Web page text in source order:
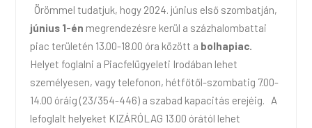
Örömmel tudatjuk, hogy 2024. június első szombatján,
június 1-én megrendezésre kerül a százhalombattai
piac területén 13.00-18.00 óra között a bolhapiac.
Helyet foglalni a Piacfelügyeleti Irodában lehet
személyesen, vagy telefonon, hétfőtől-szombatig 7.00-
14.00 óráig (23/354-446) a szabad kapacitás erejéig. A
lefoglalt helyeket KIZÁRÓLAG 13.00 órától lehet